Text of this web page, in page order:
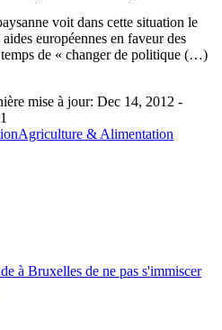
voit dans cette situation le
européennes en faveur des
de « changer de politique (…)
mise à jour: Dec 14, 2012 -
Agriculture & Alimentation
à Bruxelles de ne pas s'immiscer